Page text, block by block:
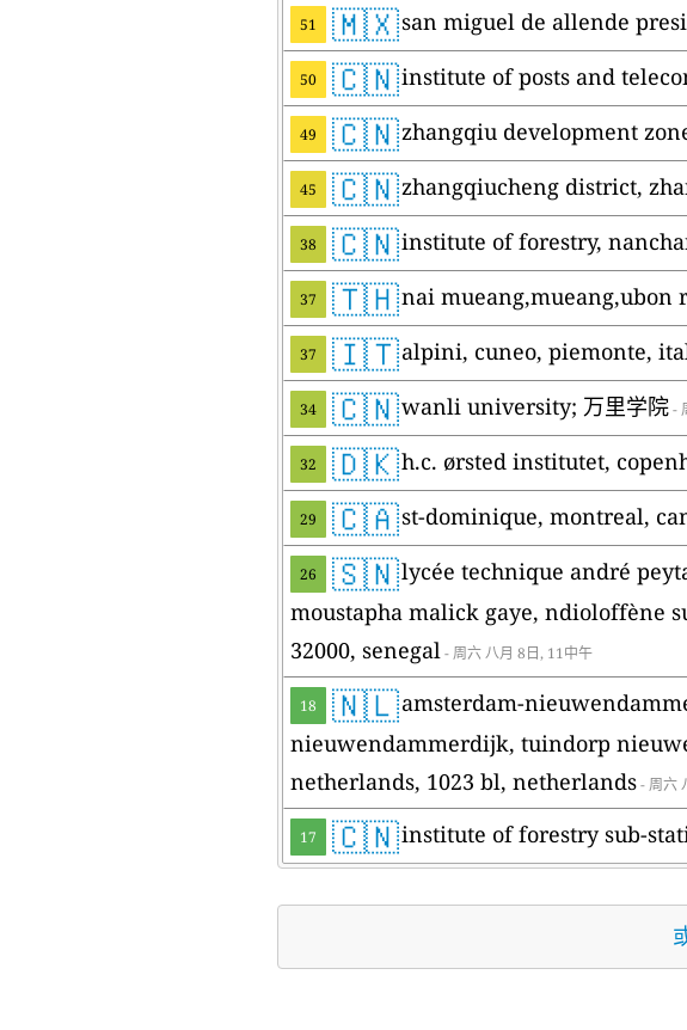
51 🇲🇽san miguel de allende
50 🇨🇳institute of posts and
49 🇨🇳zhangqiu development
45 🇨🇳zhangqiucheng district,
38 🇨🇳institute of forestry,
37 🇹🇭nai mueang,mueang,ubon
37 🇮🇹alpini, cuneo, piemonte,
34 🇨🇳wanli university; 万里学院-
32 🇩🇰h.c. ørsted institutet,
29 🇨🇦st-dominique, montreal,
26 🇸🇳lycée technique andré
moustapha malick gaye, ndioloffène
32000, senegal- 周六 八月 8日, 11中午
18 🇳🇱amsterdam-
nieuwendammerdijk, tuindorp
netherlands, 1023 bl, netherlands- 周六
17 🇨🇳institute of forestry sub-